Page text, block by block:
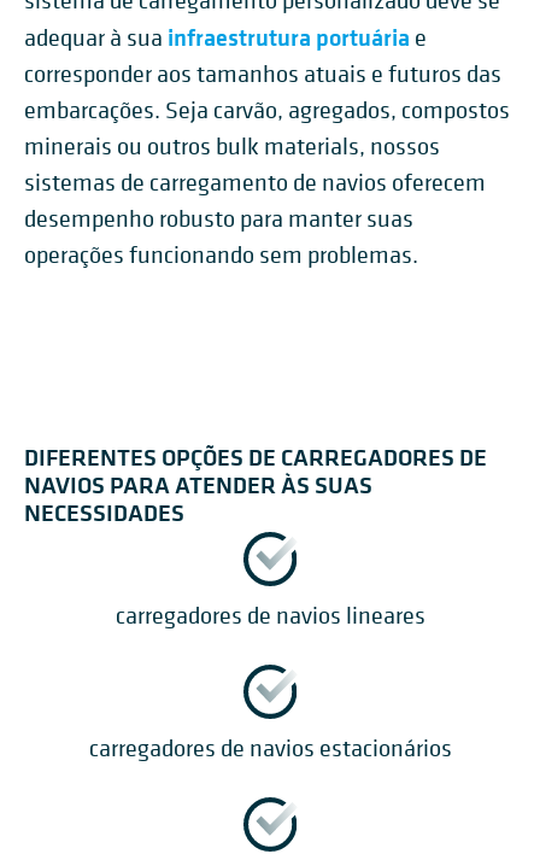
adequar à sua infraestrutura portuária e
corresponder aos tamanhos atuais e futuros das
embarcações. Seja carvão, agregados, compostos
minerais ou outros bulk materials, nossos
sistemas de carregamento de navios oferecem
desempenho robusto para manter suas
operações funcionando sem problemas.
DIFERENTES OPÇÕES DE CARREGADORES DE
NAVIOS PARA ATENDER ÀS SUAS
NECESSIDADES
carregadores de navios lineares
carregadores de navios estacionários